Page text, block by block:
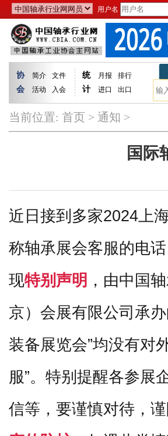
用户名
协
会
简介
文件
活动
入会
统
计
月报
排行
进口
出口
当前位置: 首页 > 通知 >
国际
近日接到多家2024上
称轴承展会客服的电
现特别声明 ，由中国
京）会展有限公司承
装备展览会”均没有对
服”。特别提醒各参展
信等，要谨慎对待，谨